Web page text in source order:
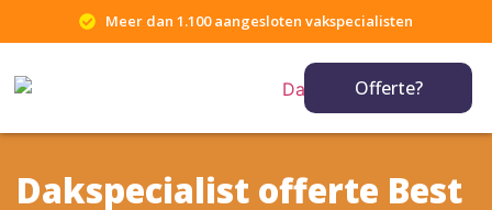
Meer dan 1.100 aangesloten vakspecialisten
Offerte?
Dakspecialist offerte Best